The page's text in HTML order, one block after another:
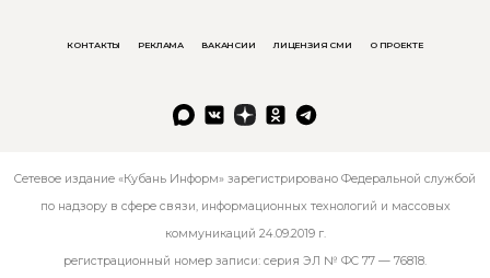
КОНТАКТЫ РЕКЛАМА ВАКАНСИИ ЛИЦЕНЗИЯ СМИ О ПРОЕКТЕ
Сетевое издание «Кубань Информ» зарегистрировано Федеральной службой
по надзору в сфере связи, информационных технологий и массовых
коммуникаций 24.09.2019 г.
регистрационный номер записи: серия ЭЛ № ФС 77 — 76818.